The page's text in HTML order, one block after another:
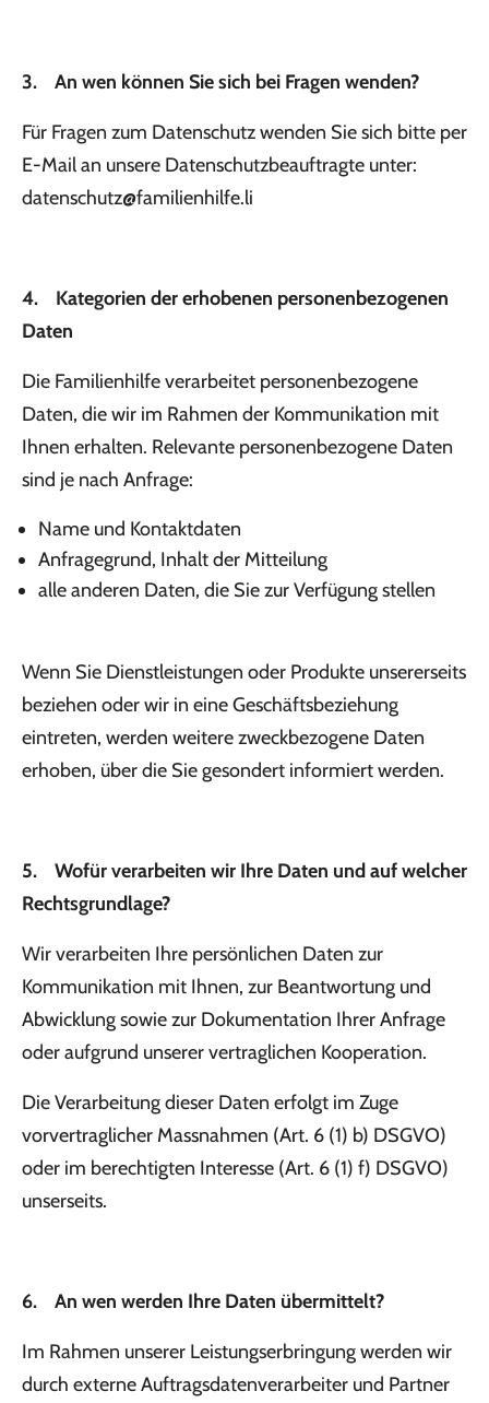
3. An wen können Sie sich bei Fragen wenden?
Für Fragen zum Datenschutz wenden Sie sich bitte per
E-Mail an unsere Datenschutzbeauftragte unter:
datenschutz@familienhilfe.li
4. Kategorien der erhobenen personenbezogenen
Daten
Die Familienhilfe verarbeitet personenbezogene
Daten, die wir im Rahmen der Kommunikation mit
Ihnen erhalten. Relevante personenbezogene Daten
sind je nach Anfrage:
Name und Kontaktdaten
Anfragegrund, Inhalt der Mitteilung
alle anderen Daten, die Sie zur Verfügung stellen
Wenn Sie Dienstleistungen oder Produkte unsererseits
beziehen oder wir in eine Geschäftsbeziehung
eintreten, werden weitere zweckbezogene Daten
erhoben, über die Sie gesondert informiert werden.
5. Wofür verarbeiten wir Ihre Daten und auf welcher
Rechtsgrundlage?
Wir verarbeiten Ihre persönlichen Daten zur
Kommunikation mit Ihnen, zur Beantwortung und
Abwicklung sowie zur Dokumentation Ihrer Anfrage
oder aufgrund unserer vertraglichen Kooperation.
Die Verarbeitung dieser Daten erfolgt im Zuge
vorvertraglicher Massnahmen (Art. 6 (1) b) DSGVO)
oder im berechtigten Interesse (Art. 6 (1) f) DSGVO)
unserseits.
6. An wen werden Ihre Daten übermittelt?
Im Rahmen unserer Leistungserbringung werden wir
durch externe Auftragsdatenverarbeiter und Partner